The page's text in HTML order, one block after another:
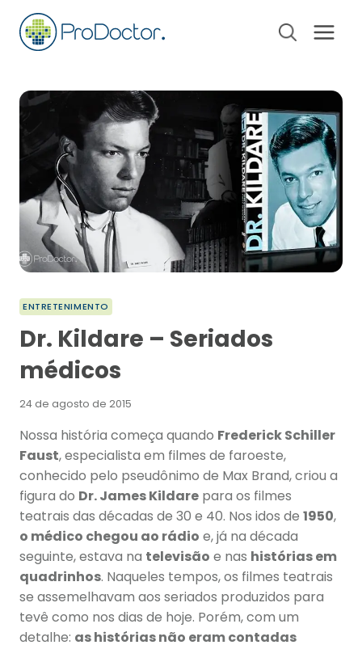
Pular
para
ENTRETENIMENTO
Dr. Kildare – Seriados
médicos
24 de agosto de 2015
Nossa história começa quando Frederick Schiller
Faust, especialista em filmes de faroeste,
conhecido pelo pseudônimo de Max Brand, criou a
figura do Dr. James Kildare para os filmes
teatrais das décadas de 30 e 40. Nos idos de 1950,
o médico chegou ao rádio e, já na década
seguinte, estava na televisão e nas histórias em
quadrinhos. Naqueles tempos, os filmes teatrais
se assemelhavam aos seriados produzidos para
tevê como nos dias de hoje. Porém, com um
detalhe: as histórias não eram contadas